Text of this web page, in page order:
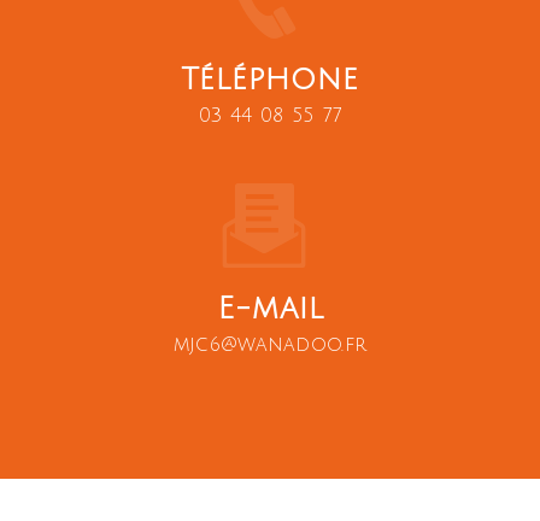
Téléphone
03 44 08 55 77
E-mail
mjc6@wanadoo.fr